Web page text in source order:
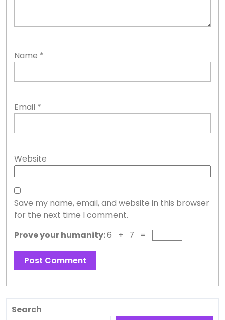
Name *
Email *
Website
Save my name, email, and website in this browser
for the next time I comment.
Prove your humanity:6 + 7 =
Search